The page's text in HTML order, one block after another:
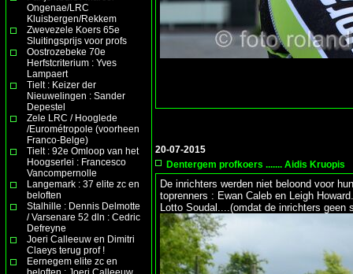
Ongenae/LRC
Kluisbergen/Rekkem
Zwevezele Koers 65e
Sluitingsprijs voor profs
Oostrozebeke 70e
Herfstcriterium : Yves
Lampaert
Tielt : Keizer der
Nieuwelingen : Sander
Depestel
Zele LRC / Hooglede
/Eurométropole (voorheen
Franco-Belge)
Tielt : 92e Omloop van het
Hoogserlei : Francesco
Vancompernolle
Langemark : 37 elite zc en
beloften
Stalhille : Dennis Delmotte
/ Varsenare 52 dln : Cedric
Defreyne
Joeri Calleeuw en Dimitri
Claeys terug prof !
Eernegem elite zc en
20-07-2015
Dentergem profkoers ....... Aidis Kruopis
De inrichters werden niet beloond voor
toprenners : Ewan Caleb en Leigh
Lotto Soudal....(omdat de inrichters geen